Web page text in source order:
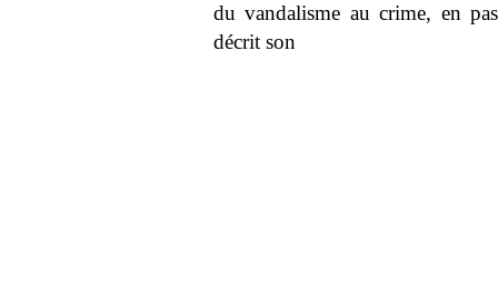
du vandalisme au crime, en
décrit son